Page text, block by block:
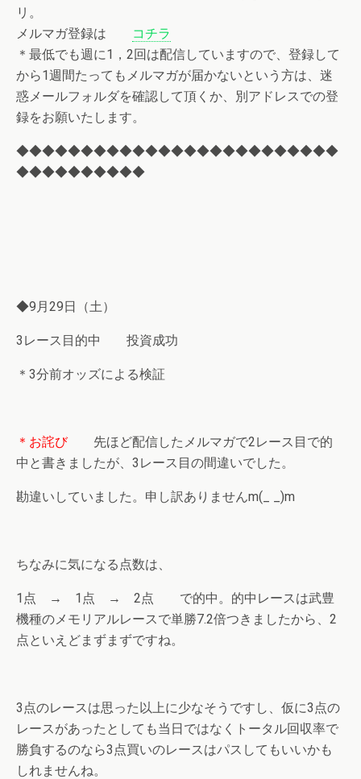
リ。
メルマガ登録は
コチラ
＊最低でも週に1，2回は配信していますので、登録して
から1週間たってもメルマガが届かないという方は、迷
惑メールフォルダを確認して頂くか、別アドレスでの登
録をお願いたします。
◆◆◆◆◆◆◆◆◆◆◆◆◆◆◆◆◆◆◆◆◆◆◆◆◆
◆◆◆◆◆◆◆◆◆◆
◆9月29日（土）
3レース目的中 投資成功
＊3分前オッズによる検証
＊お詫び先ほど配信したメルマガで2レース目で的
中と書きましたが、3レース目の間違いでした。
勘違いしていました。申し訳ありませんm(_ _)m
ちなみに気になる点数は、
1点 → 1点 → 2点 で的中。的中レースは武豊
機種のメモリアルレースで単勝7.2倍つきましたから、2
点といえどまずまずですね。
3点のレースは思った以上に少なそうですし、仮に3点の
レースがあったとしても当日ではなくトータル回収率で
勝負するのなら3点買いのレースはパスしてもいいかも
しれませんね。